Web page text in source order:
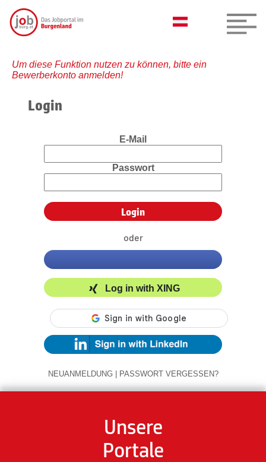
Um diese Funktion nutzen zu können, bitte ein
Bewerberkonto anmelden!
Login
E-Mail
Passwort
oder
Log in with XING
NEUANMELDUNG | PASSWORT VERGESSEN?
Unsere
Portale